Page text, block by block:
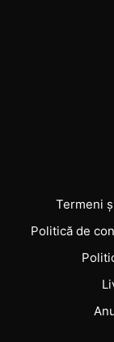
Termeni
Politică de